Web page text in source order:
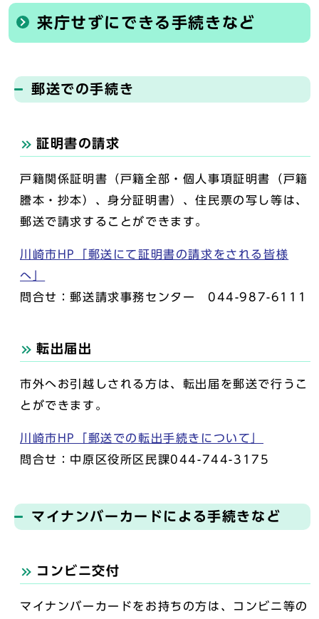
来庁せずにできる手続きなど
郵送での手続き
証明書の請求
戸籍関係証明書（戸籍全部・個人事項証明書（戸籍
謄本・抄本）、身分証明書）、住民票の写し等は、
郵送で請求することができます。
川崎市HP「郵送にて証明書の請求をされる皆様
へ」
問合せ：郵送請求事務センター 044-987-6111
転出届出
市外へお引越しされる方は、転出届を郵送で行うこ
とができます。
川崎市HP「郵送での転出手続きについて」
問合せ：中原区役所区民課044-744-3175
マイナンバーカードによる手続きなど
コンビニ交付
マイナンバーカードをお持ちの方は、コンビニ等の